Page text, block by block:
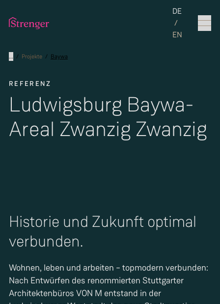
Set the
DE
/
EN
... / Projekte / Baywa
REFERENZ
Ludwigsburg Baywa-
Areal Zwanzig Zwanzig
Historie und Zukunft optimal
verbunden.
Wohnen, leben und arbeiten – topmodern verbunden:
Nach Entwürfen des renommierten Stuttgarter
Architektenbüros VON M entstand in der